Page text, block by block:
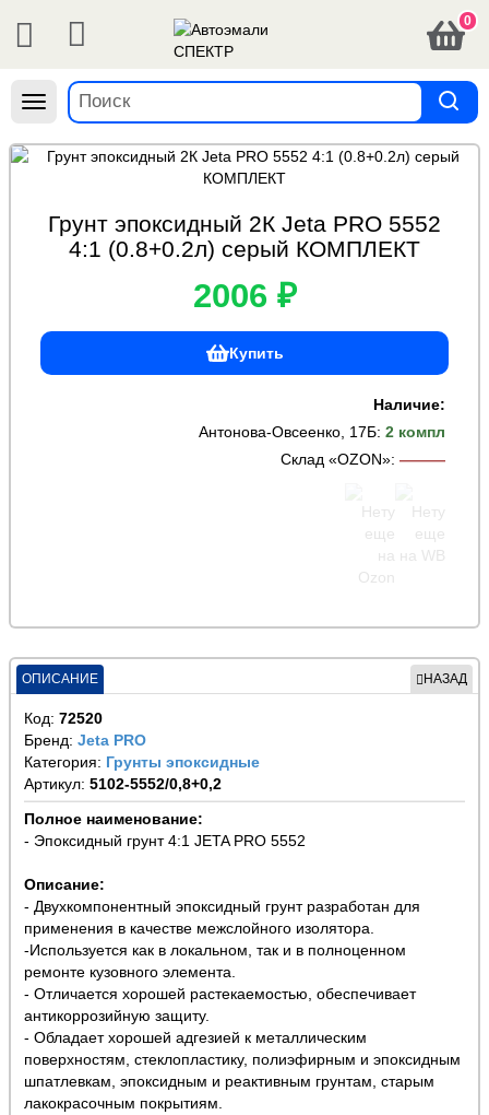
0
Навигация
Грунт эпоксидный 2К Jeta PRO 5552
4:1 (0.8+0.2л) серый КОМПЛЕКТ
2006 ₽
Купить
Наличие:
Антонова-Овсеенко, 17Б: 2 компл
Склад «OZON»: ———
ОПИСАНИЕ НАЗАД
Код: 72520
Бренд: Jeta PRO
Категория: Грунты эпоксидные
Артикул: 5102-5552/0,8+0,2
Полное наименование:
- Эпоксидный грунт 4:1 JETA PRO 5552
Описание:
- Двухкомпонентный эпоксидный грунт разработан для
применения в качестве межслойного изолятора.
-Используется как в локальном, так и в полноценном
ремонте кузовного элемента.
- Отличается хорошей растекаемостью, обеспечивает
антикоррозийную защиту.
- Обладает хорошей адгезией к металлическим
поверхностям, стеклопластику, полиэфирным и эпоксидным
шпатлевкам, эпоксидным и реактивным грунтам, старым
лакокрасочным покрытиям.